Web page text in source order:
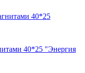
40*25 "Энергия